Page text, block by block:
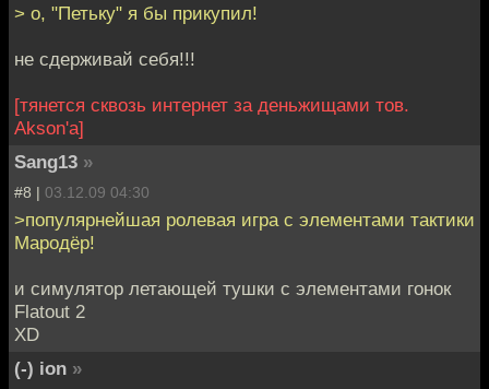
> о, "Петьку" я бы прикупил!
не сдерживай себя!!!
[тянется сквозь интернет за деньжищами тов.
Akson'а]
Sang13 »
#8 | 03.12.09 04:30
>популярнейшая ролевая игра с элементами тактики
Мародёр!
и симулятор летающей тушки с элементами гонок
Flatout 2
XD
(-) ion »